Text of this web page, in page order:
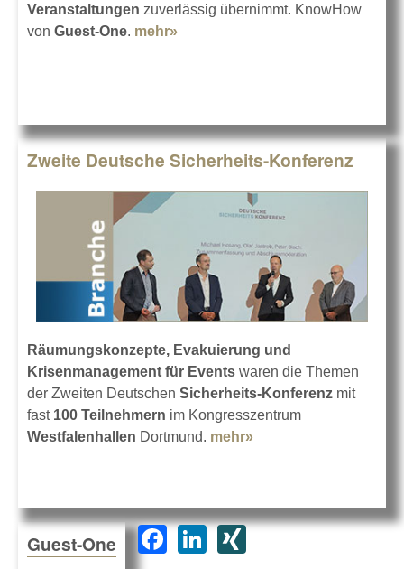
Veranstaltungen zuverlässig übernimmt. KnowHow
von Guest-One. mehr»
Zweite Deutsche Sicherheits-Konferenz
Räumungskonzepte, Evakuierung und
Krisenmanagement für Events waren die Themen
der Zweiten Deutschen Sicherheits-Konferenz mit
fast100 Teilnehmern im Kongresszentrum
Westfalenhallen Dortmund. mehr»
Guest-One
F
Li XI